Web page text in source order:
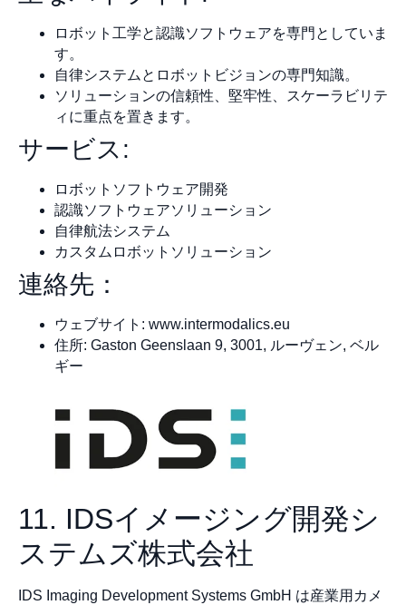
ロボット工学と認識ソフトウェアを専門としていま
す。
自律システムとロボットビジョンの専門知識。
ソリューションの信頼性、堅牢性、スケーラビリテ
ィに重点を置きます。
サービス:
ロボットソフトウェア開発
認識ソフトウェアソリューション
自律航法システム
カスタムロボットソリューション
連絡先：
ウェブサイト: www.intermodalics.eu
住所: Gaston Geenslaan 9, 3001, ルーヴェン, ベル
ギー
11. IDSイメージング開発シ
ステムズ株式会社
IDS Imaging Development Systems GmbH は産業用カメ